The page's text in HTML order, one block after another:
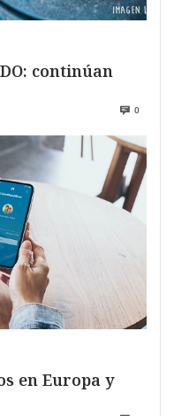
continúan
0
en Europa y